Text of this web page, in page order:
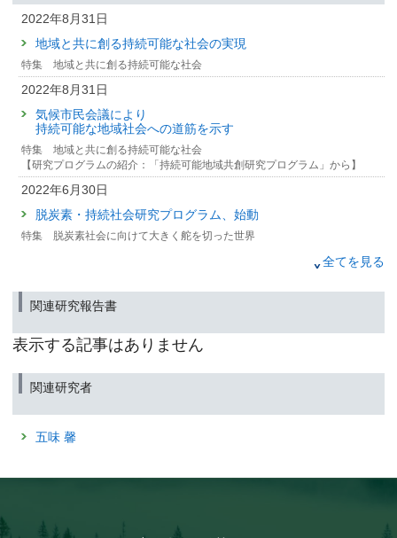
会、科学記者会、大学記者会（東京大学）同時配付）
国立環境研究所出前講座・三島町町民講座
「奥会津におけるゼロカーボンとこれからの山づくり」の
開催【終了しました】
（筑波研究学園都市記者会、福島県政記者クラブ、郡山記者クラブ、環境省
記者クラブ同時配付）
2022年12月1日
西岡秀三先生『KYOTO地球環境の殿堂』入り記念講演会
日本における地球環境研究の発展〜これまでとこれか
ら〜 開催のお知らせ【終了しました】
2022年8月31日
（筑波研究学園都市記者会、環境省記者クラブ、環境記者会同時配付）
2022年8月23日
中国のカーボンニュートラル実現に向けた運輸部門の脱炭
（文部科学記者会、科学記者会、広島大学関係報道機関、筑波研究学園都市
2022年3月29日
境省記者クラブ，科学記者会，環境記者会同時配付）
2022年8月31日
地域と共に創る持続可能な社会の実現
特集 地域と共に創る持続可能な社会
2022年8月31日
気候市民会議により
持続可能な地域社会への道筋を示す
特集 地域と共に創る持続可能な社会
【研究プログラムの紹介：「持続可能地域共創研究プログラム」から】
2022年6月30日
脱炭素・持続社会研究プログラム、始動
特集 脱炭素社会に向けて大きく舵を切った世界
【社会システム領域の紹介】
全てを見る
関連研究報告書
表示する記事はありません
関連研究者
五味 馨